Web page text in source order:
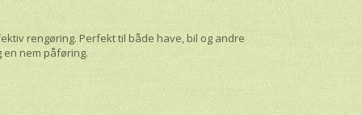
rengøring. Perfekt til både have, bil og andre
nem påføring.